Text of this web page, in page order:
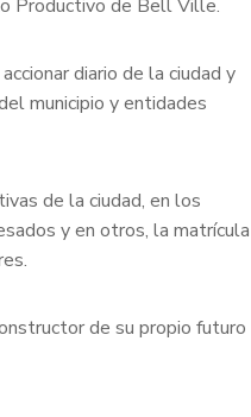
Productivo de Bell Ville.
diario de la ciudad y
municipio y entidades
de la ciudad, en los
y en otros, la matrícula
de su propio futuro